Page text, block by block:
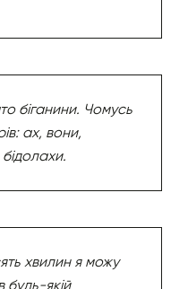
біганини. Чомусь
ах, вони,
хвилин я можу
будь-якій